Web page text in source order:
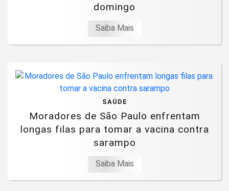
domingo
Saiba Mais
SAÚDE
Moradores de São Paulo enfrentam
longas filas para tomar a vacina contra
sarampo
Saiba Mais